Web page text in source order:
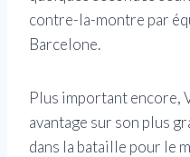
contre-la-montre par
Barcelone.
Plus important encore,
avantage sur son plus
dans la bataille pour le